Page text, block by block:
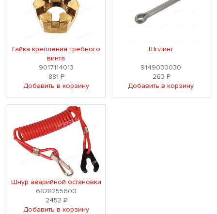
Гайка крепления гребного
винта
9017114013
881Р
Добавить в корзину
Шплинт
9149030030
263 Р
Добавить в корзину
Шнур аварийной остановки
6828255600
2452Р
Добавить в корзину